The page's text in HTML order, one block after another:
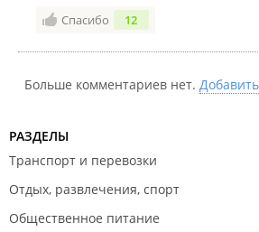
Спасибо 12
Больше комментариев нет.
РАЗДЕЛЫ
Транспорт и перевозки
Отдых, развлечения, спорт
Общественное питание